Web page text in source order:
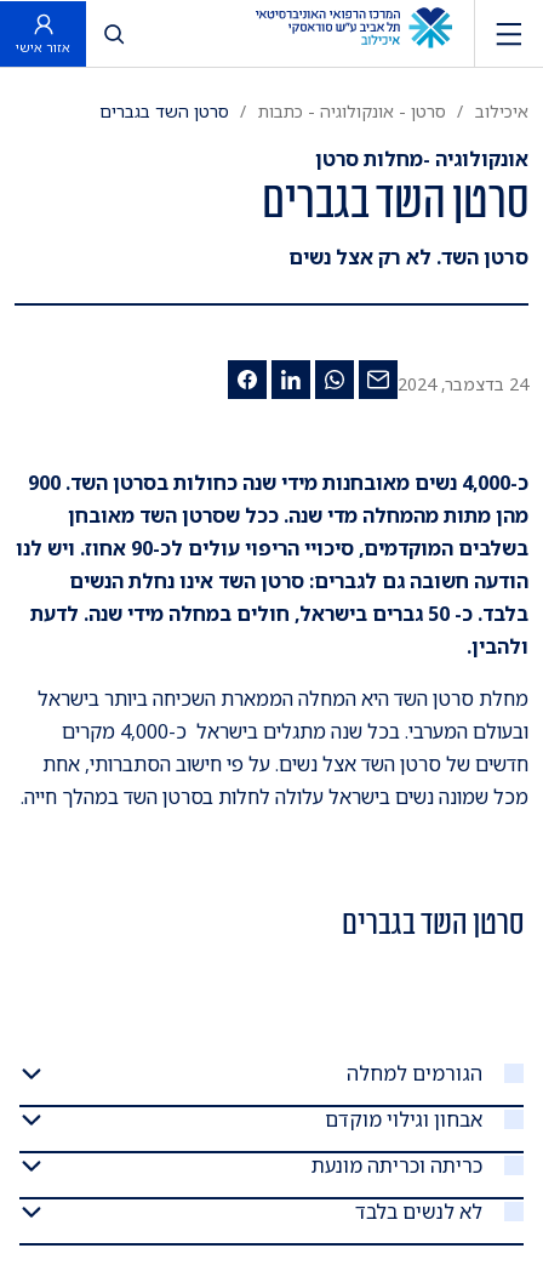
פתח חיפוש
אזור אישי
איכילוב סרטן - אונקולוגיה - כתבות סרטן השד בגברים
אונקולוגיה -מחלות סרטן
סרטן השד בגברים
סרטן השד. לא רק אצל נשים
24 בדצמבר, 2024
כ-4,000 נשים מאובחנות מידי שנה כחולות בסרטן השד. 900
מהן מתות מהמחלה מדי שנה. ככל שסרטן השד מאובחן
בשלבים המוקדמים, סיכויי הריפוי עולים לכ-90 אחוז. ויש לנו
הודעה חשובה גם לגברים: סרטן השד אינו נחלת הנשים
בלבד. כ- 50 גברים בישראל, חולים במחלה מידי שנה. לדעת
ולהבין.
מחלת סרטן השד היא המחלה הממארת השכיחה ביותר בישראל
ובעולם המערבי. בכל שנה מתגלים בישראל כ-4,000 מקרים
חדשים של סרטן השד אצל נשים. על פי חישוב הסתברותי, אחת
מכל שמונה נשים בישראל עלולה לחלות בסרטן השד במהלך חייה.
סרטן השד בגברים
הגורמים למחלה
אבחון וגילוי מוקדם
כריתה וכריתה מונעת
לא לנשים בלבד